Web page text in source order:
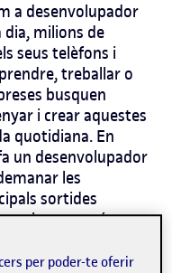
a desenvolupador
dia, milions de
seus telèfons i
treballar o
busquen
i crear aquestes
quotidiana. En
un desenvolupador
les
sortides
si aquesta és una
per poder-te oferir